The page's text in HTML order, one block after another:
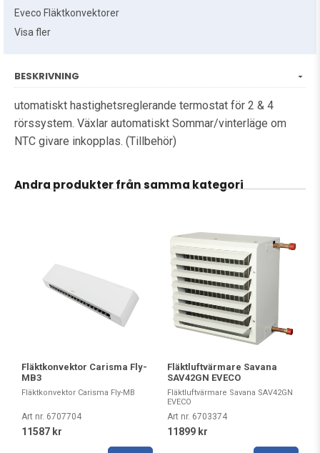
Eveco Fläktkonvektorer
Visa fler
BESKRIVNING
utomatiskt hastighetsreglerande termostat för 2 & 4
rörssystem. Växlar automatiskt Sommar/vinterläge om
NTC givare inkopplas. (Tillbehör)
Andra produkter från samma kategori
Fläktkonvektor Carisma Fly-
MB3
Fläktkonvektor Carisma Fly-MB
Art nr. 6707704
11587 kr
Fläktluftvärmare Savana
SAV42GN EVECO
Fläktluftvärmare Savana SAV42GN
EVECO
Art nr. 6703374
11899 kr